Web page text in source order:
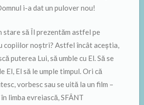
i-a dat un pulover nou!
stare să Îl prezentăm astfel pe
copiilor noștri? Astfel încât aceștia,
puterea Lui, să umble cu El. Să se
El, El să le umple timpul. Ori că
vorbesc sau se uită la un film –
limba evreiască, SFÂNT